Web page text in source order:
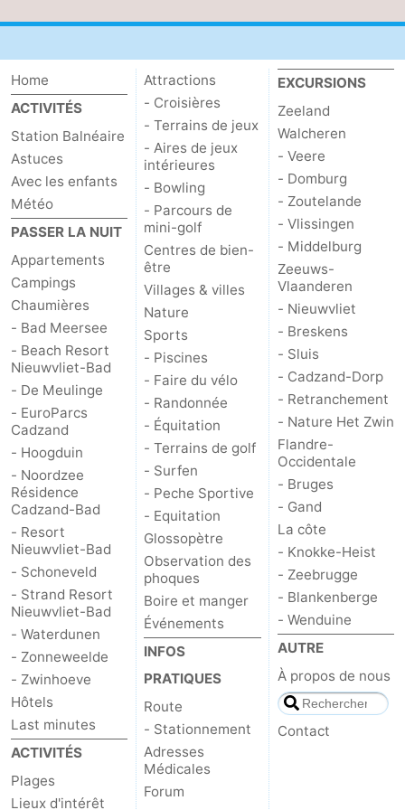
Home
ACTIVITÉS
Station Balnéaire
Astuces
Avec les enfants
Météo
PASSER LA NUIT
Appartements
Campings
Chaumières
- Bad Meersee
- Beach Resort
Nieuwvliet-Bad
- De Meulinge
- EuroParcs
Cadzand
- Hoogduin
- Noordzee
Résidence
Cadzand-Bad
- Resort
Nieuwvliet-Bad
- Schoneveld
- Strand Resort
Nieuwvliet-Bad
- Waterdunen
- Zonneweelde
- Zwinhoeve
Hôtels
Last minutes
ACTIVITÉS
Plages
Lieux d'intérêt
Attractions
- Croisières
- Terrains de jeux
- Aires de jeux
intérieures
- Bowling
- Parcours de
mini-golf
Centres de bien-
être
Villages & villes
Nature
Sports
- Piscines
- Faire du vélo
- Randonnée
- Équitation
- Terrains de golf
- Surfen
- Peche Sportive
- Equitation
Glossopètre
Observation des
phoques
Boire et manger
Événements
INFOS
PRATIQUES
Route
- Stationnement
Adresses
Médicales
Forum
EXCURSIONS
Zeeland
Walcheren
- Veere
- Domburg
- Zoutelande
- Vlissingen
- Middelburg
Zeeuws-
Vlaanderen
- Nieuwvliet
- Breskens
- Sluis
- Cadzand-Dorp
- Retranchement
- Nature Het Zwin
Flandre-
Occidentale
- Bruges
- Gand
La côte
- Knokke-Heist
- Zeebrugge
- Blankenberge
- Wenduine
AUTRE
À propos de nous
Contact